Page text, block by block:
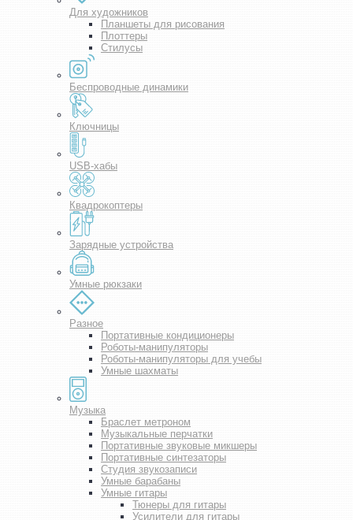
Для художников
Планшеты для рисования
Плоттеры
Стилусы
Беспроводные динамики
Ключницы
USB-хабы
Квадрокоптеры
Зарядные устройства
Умные рюкзаки
Разное
Портативные кондиционеры
Роботы-манипуляторы
Роботы-манипуляторы для учебы
Умные шахматы
Музыка
Браслет метроном
Музыкальные перчатки
Портативные звуковые микшеры
Портативные синтезаторы
Студия звукозаписи
Умные барабаны
Умные гитары
Тюнеры для гитары
Усилители для гитары